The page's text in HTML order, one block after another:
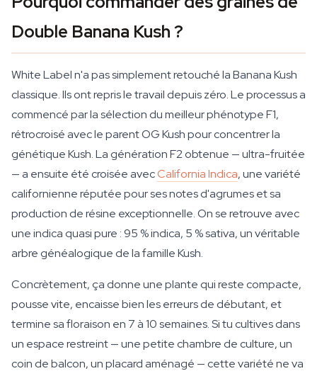
Double Banana Kush ?
White Label n'a pas simplement retouché la Banana Kush
classique. Ils ont repris le travail depuis zéro. Le processus a
commencé par la sélection du meilleur phénotype F1,
rétrocroisé avec le parent OG Kush pour concentrer la
génétique Kush. La génération F2 obtenue — ultra-fruitée
— a ensuite été croisée avecCalifornia Indica, une variété
californienne réputée pour ses notes d'agrumes et sa
production de résine exceptionnelle. On se retrouve avec
une indica quasi pure : 95 % indica, 5 % sativa, un véritable
arbre généalogique de la famille Kush.
Concrètement, ça donne une plante qui reste compacte,
pousse vite, encaisse bien les erreurs de débutant, et
termine sa floraison en 7 à 10 semaines. Si tu cultives dans
un espace restreint — une petite chambre de culture, un
coin de balcon, un placard aménagé — cette variété ne va